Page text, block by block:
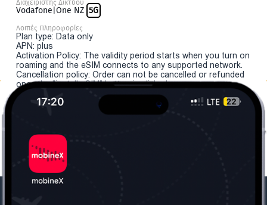
Διαχειριστής Δικτύου
Vodafone|One NZ 5G
Λοιπές Πληροφορίες
Plan type: Data only
APN: plus
Activation Policy: The validity period starts when you turn on
roaming and the eSIM connects to any supported network.
Cancellation policy: Order can not be cancelled or refunded
once the "install eSIM" button is clicked.